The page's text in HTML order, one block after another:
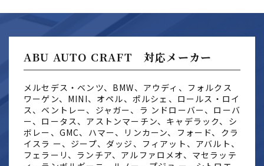
ABU AUTO CRAFT 対応メーカー
メルセデス・ベンツ、BMW、アウディ、フォルクス
ワーゲン、MINI、オペル、ポルシェ、ロールス・ロイ
ス、ベントレー、ジャガー、ラ ンドローバー、ローバ
ー、ロータス、アストンマーチン、キャデラック、シ
ボレー、GMC、ハマー、リンカーン、フォード、クラ
イスラ ー、ジープ、ダッジ、フィアット、アバルト、
フェラーリ、ランチア、アルファロメオ、マセラッテ